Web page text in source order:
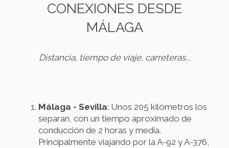
CONEXIONES DESDE
MÁLAGA
Distancia, tiempo de viaje, carreteras...
Málaga - Sevilla: Unos 205 kilómetros los
separan, con un tiempo aproximado de
conducción de 2 horas y media.
Principalmente viajando por la A-92 y A-376,